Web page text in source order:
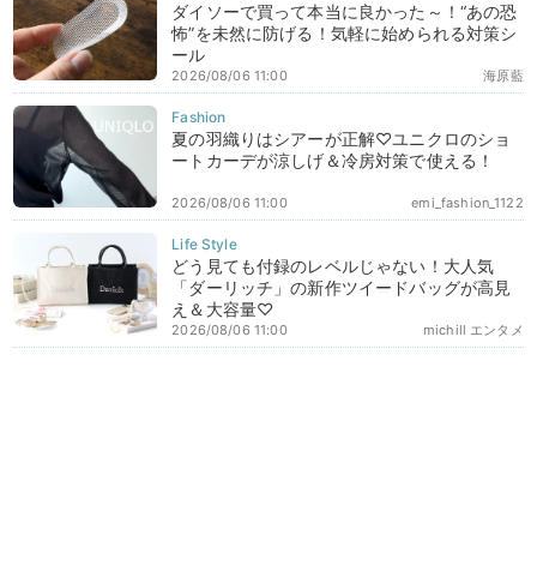
ダイソーで買って本当に良かった～！“あの恐
怖”を未然に防げる！気軽に始められる対策シ
ール
海原藍
2026/08/06 11:00
夏の羽織りはシアーが正解♡ユニクロのショ
ートカーデが涼しげ＆冷房対策で使える！
emi_fashion_1122
2026/08/06 11:00
どう見ても付録のレベルじゃない！大人気
「ダーリッチ」の新作ツイードバッグが高見
え＆大容量♡
michill エンタメ
2026/08/06 11:00